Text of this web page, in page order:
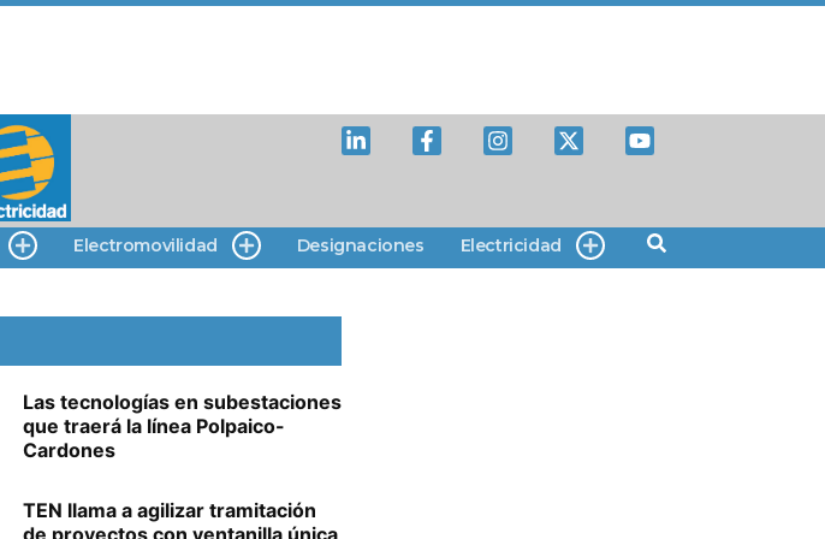
Electromovilidad Designaciones Electricidad
Las tecnologías en subestaciones
que traerá la línea Polpaico-
Cardones
TEN llama a agilizar tramitación
de proyectos con ventanilla única